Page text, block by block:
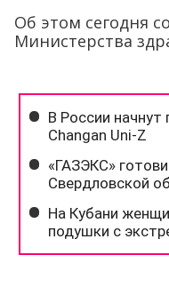
Об этом сегодня
Министерства